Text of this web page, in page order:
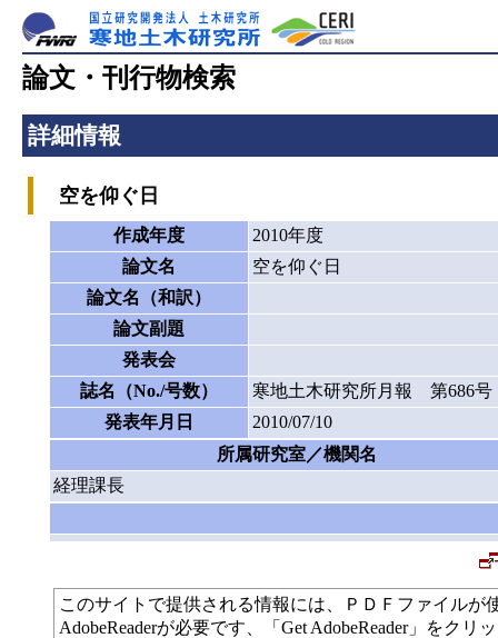
論文・刊行物検索
詳細情報
空を仰ぐ日
作成年度
2010年度
論文名
空を仰ぐ日
論文名（和訳）
論文副題
発表会
誌名（No./号数）
寒地土木研究所月報 第686号
発表年月日
2010/07/10
所属研究室／機関名
経理課長
このサイトで提供される情報には、ＰＤＦファイル
AdobeReaderが必要です、「Get AdobeReader」をク